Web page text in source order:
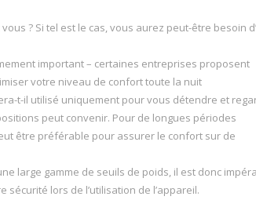
? Si tel est le cas, vous aurez peut-être besoin
important – certaines entreprises proposent
votre niveau de confort toute la nuit
t-il utilisé uniquement pour vous détendre et
peut convenir. Pour de longues périodes
être préférable pour assurer le confort sur de
large gamme de seuils de poids, il est donc
lors de l’utilisation de l’appareil.